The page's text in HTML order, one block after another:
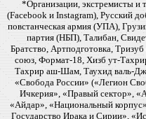
*Организации, экстремисты
(Facebook и Instagram), Русский
повстанческая армия (УПА),
партия (НБП), Талибан,
Братство, Артподготовка,
союз, Формат-18, Хизб ут-
Тахрир аш-Шам, Таухид валь-
«Свобода России» («Легион
Ичкерия», «Правый сектор»,
«Айдар», «Национальный
Государство Ирака и Сирии»,